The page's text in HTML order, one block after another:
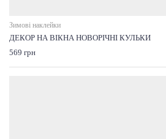
Зимові наклейки
ДЕКОР НА ВІКНА НОВОРІЧНІ КУЛЬКИ
569 грн